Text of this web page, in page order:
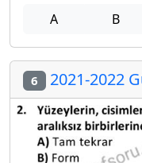
A B
6 2021-2022